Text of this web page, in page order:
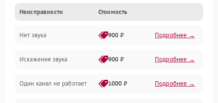
Управление
Корпус/Герметичность
Электронные компоненты
Неисправности Стоимость
Нет звука 900 ₽ Подробнее →
Искажения звука 900 ₽ Подробнее →
Один канал не работает 1000 ₽ Подробнее →